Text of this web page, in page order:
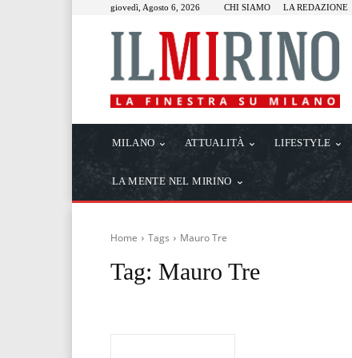
giovedì, Agosto 6, 2026 CHI SIAMO LA REDAZIONE
MILANO ATTUALITÀ LIFESTYLE
LA MENTE NEL MIRINO
Home Tags Mauro Tre
Tag: Mauro Tre